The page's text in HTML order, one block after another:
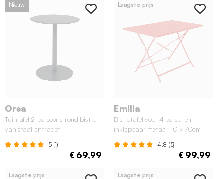
Nieuw
Orea
Tuintafel 2-persoons rond bistro
van staal antraciet
5 (1)
€ 69,99
Laagste prijs
Emilia
Bistrotafel voor 4 personen
inklapbaar metaal 110 x 70cm
4.8 (5)
€ 99,99
Laagste prijs Laagste prijs